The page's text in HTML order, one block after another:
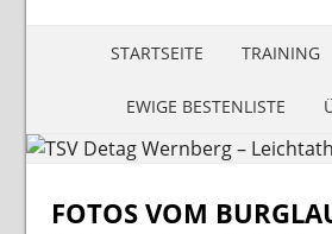
STARTSEITE TRAINING
EWIGE BESTENLISTE
FOTOS VOM